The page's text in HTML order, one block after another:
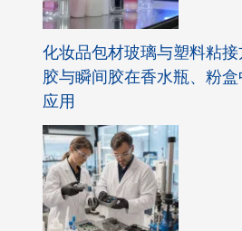
化妆品包材玻璃与塑料粘
胶与瞬间胶在香水瓶、粉
应用